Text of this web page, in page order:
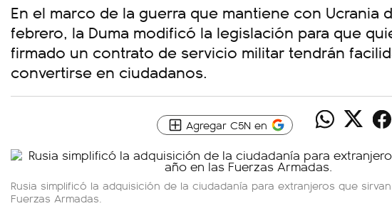
En el marco de la guerra que mantiene con Ucrania
febrero, la Duma modificó la legislación para que
firmado un contrato de servicio militar tendrán
convertirse en ciudadanos.
Agregar C5N en
Rusia simplificó la adquisición de la ciudadanía para extranjeros que
Fuerzas Armadas.